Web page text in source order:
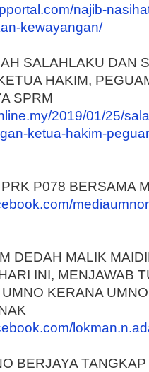
najib-
kewayangan/
SALAHLAKU DAN
HAKIM,
SPRM
2019/01/25/
ketua-hakim-
P078 BERSAMA
DEDAH MALIK
INI, MENJAWAB
KERANA
BERJAYA